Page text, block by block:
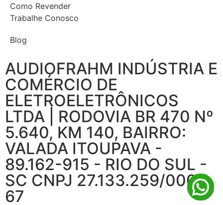
Como Revender
Trabalhe Conosco
Blog
AUDIOFRAHM INDÚSTRIA E
COMÉRCIO DE
ELETROELETRÔNICOS
LTDA | RODOVIA BR 470 Nº
5.640, KM 140, BAIRRO:
VALADA ITOUPAVA -
89.162-915 - RIO DO SUL -
SC CNPJ 27.133.259/0001-
67